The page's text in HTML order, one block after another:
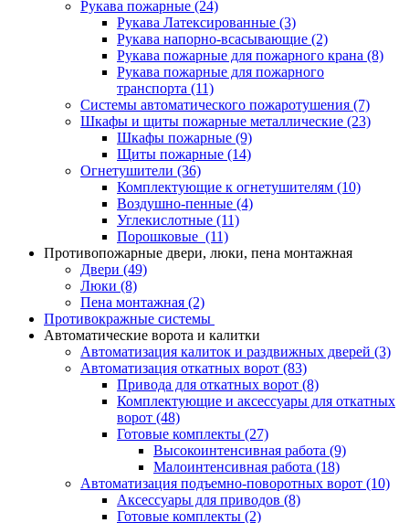
Рукава пожарные (24)
Рукава Латексированные (3)
Рукава напорно-всасывающие (2)
Рукава пожарные для пожарного крана (8)
Рукава пожарные для пожарного
транспорта (11)
Системы автоматического пожаротушения (7)
Шкафы и щиты пожарные металлические (23)
Шкафы пожарные (9)
Щиты пожарные (14)
Огнетушители (36)
Комплектующие к огнетушителям (10)
Воздушно-пенные (4)
Углекислотные (11)
Порошковые (11)
Противопожарные двери, люки, пена монтажная
Двери (49)
Люки (8)
Пена монтажная (2)
Противокражные системы
Автоматические ворота и калитки
Автоматизация калиток и раздвижных дверей (3)
Автоматизация откатных ворот (83)
Привода для откатных ворот (8)
Комплектующие и аксессуары для откатных
ворот (48)
Готовые комплекты (27)
Высокоинтенсивная работа (9)
Малоинтенсивная работа (18)
Автоматизация подъемно-поворотных ворот (10)
Аксессуары для приводов (8)
Готовые комплекты (2)